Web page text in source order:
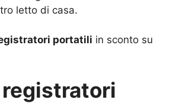
letto di casa.
portatili in sconto su